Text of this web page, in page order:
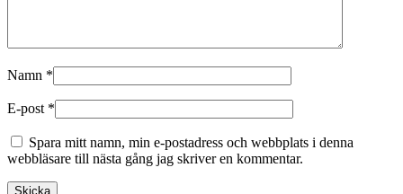
Namn *
E-post *
Spara mitt namn, min e-postadress och webbplats i denna
webbläsare till nästa gång jag skriver en kommentar.